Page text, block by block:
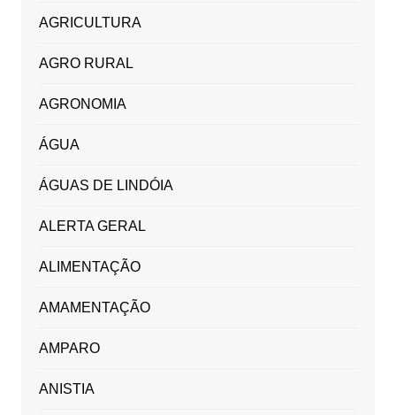
AGRICULTURA
AGRO RURAL
AGRONOMIA
ÁGUA
ÁGUAS DE LINDÓIA
ALERTA GERAL
ALIMENTAÇÃO
AMAMENTAÇÃO
AMPARO
ANISTIA